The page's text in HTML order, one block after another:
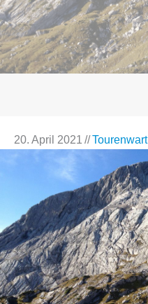
20. April 2021 //Tourenwart